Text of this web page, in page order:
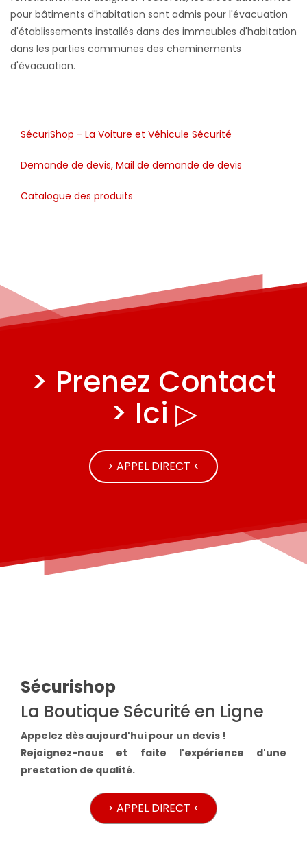
SécuriShop - La Voiture et Véhicule Sécurité
Demande de devis, Mail de demande de devis
Catalogue des produits
> Prenez Contact
> Ici ▷
> APPEL DIRECT <
Sécurishop
La Boutique Sécurité en Ligne
Appelez dès aujourd'hui pour un devis !
Rejoignez-nous et faite l'expérience d'une
prestation de qualité.
> APPEL DIRECT <